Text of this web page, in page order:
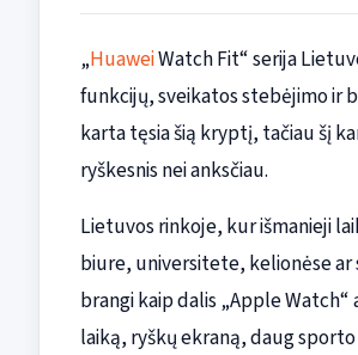
„HuaweiWatch Fit“ serija
funkcijų, sveikatos stebėjimo ir
karta tęsia šią kryptį, tačiau šį
ryškesnis nei anksčiau.
Lietuvos rinkoje, kur išmanieji
biure, universitete, kelionėse ar
brangi kaip dalis „Apple
laiką, ryškų ekraną, daug